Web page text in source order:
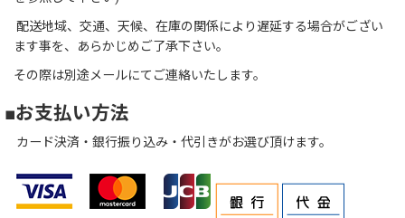
配送地域、交通、天候、在庫の関係により遅延する場合がござい
ます事を、あらかじめご了承下さい。
その際は別途メールにてご連絡いたします。
■お支払い方法
カード決済・銀行振り込み・代引きがお選び頂けます。